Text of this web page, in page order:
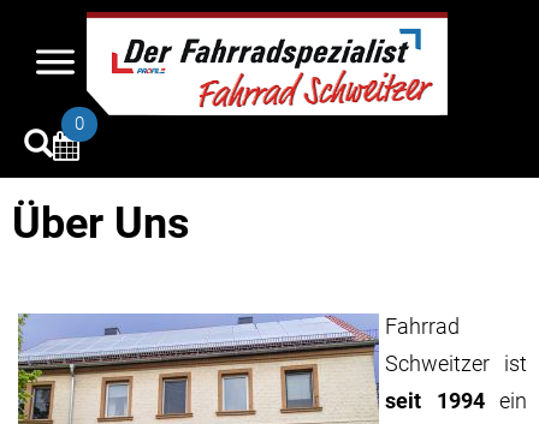
0
Über Uns
Fahrrad
Schweitzer ist
seit 1994ein